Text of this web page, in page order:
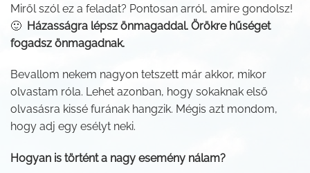
Miről szól ez a feladat? Pontosan arról, amire gondolsz!
🙂 Házasságra lépsz önmagaddal. Örökre hűséget
fogadsz önmagadnak.
Bevallom nekem nagyon tetszett már akkor, mikor
olvastam róla. Lehet azonban, hogy sokaknak első
olvasásra kissé furának hangzik. Mégis azt mondom,
hogy adj egy esélyt neki.
Hogyan is történt a nagy esemény nálam?